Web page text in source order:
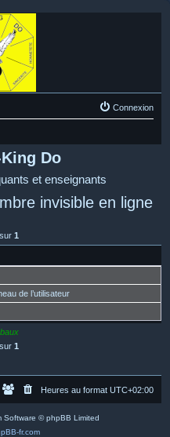
Connexion
Do
et enseignants
invisible en ligne
sur 1
de l’utilisateur
sur 1
Heures au format UTC+02:00
Software © phpBB Limited
fr.com